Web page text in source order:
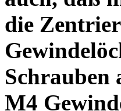
die
Schrauben
M4